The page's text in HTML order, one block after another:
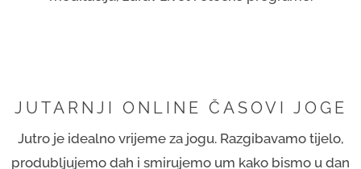
JUTARNJI ONLINE ČASOVI JOGE
Jutro je idealno vrijeme za jogu. Razgibavamo tijelo,
produbljujemo dah i smirujemo um kako bismo u dan